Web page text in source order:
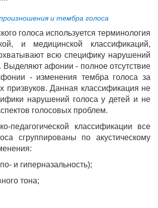
и тембра голоса
голоса используется терминология
и медицинской классификаций,
всю специфику нарушений
Выделяют афонии - полное отсутствие
- изменения тембра голоса за
призвуков. Данная классификация не
нарушений голоса у детей и не
голосовых проблем.
педагогической классификации все
сгруппированы по акустическому
и гиперназальность);
тона;